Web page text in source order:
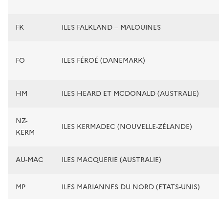
FK ILES FALKLAND – MALOUINES
FO ILES FÉROÉ (DANEMARK)
HM ILES HEARD ET MCDONALD (AUSTRALIE)
NZ-
KERM
ILES KERMADEC (NOUVELLE-ZÉLANDE)
AU-MAC ILES MACQUERIE (AUSTRALIE)
MP ILES MARIANNES DU NORD (ETATS-UNIS)